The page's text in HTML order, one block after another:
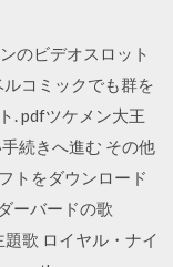
のビデオスロット
コミックでも群を
. pdfツケメン大王
続きへ進む その他
トをダウンロード
ーバードの歌
歌 ロイヤル・ナイ